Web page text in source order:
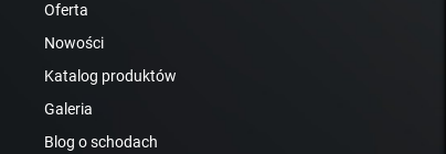
Oferta
Nowości
Katalog produktów
Galeria
Blog o schodach